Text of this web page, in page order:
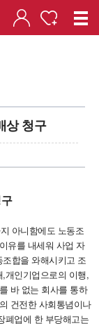
상 청구
아니함에도 노동조
유를 내세워 사업 자
합을 와해시키고 조
개인기업으로의 이행,
바 없는 회사를 통하
건전한 사회통념이나
폐업에 한 부당해고는